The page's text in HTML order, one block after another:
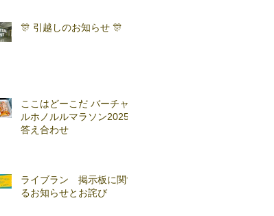
🎊 引越しのお知らせ 🎊
ここはどーこだ バーチャ
ルホノルルマラソン2025
答え合わせ
ライブラン 掲示板に関す
るお知らせとお詫び